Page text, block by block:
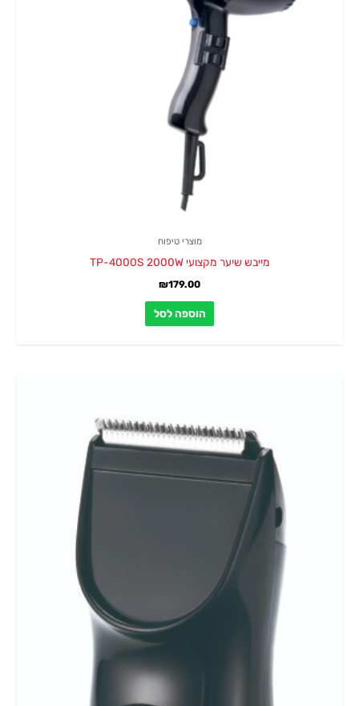
מוצרי טיפוח
מייבש שיער מקצועי TP-4000S 2000W
₪179.00
הוספה לסל